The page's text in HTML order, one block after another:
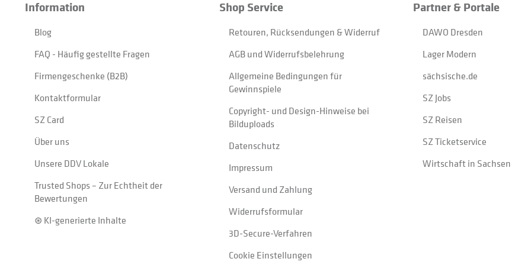
Information
Blog
FAQ - Häufig gestellte Fragen
Firmengeschenke (B2B)
Kontaktformular
SZ Card
Über uns
Unsere DDV Lokale
Trusted Shops – Zur Echtheit der
Bewertungen
⊛ KI-generierte Inhalte
Shop Service
Retouren, Rücksendungen & Widerruf
AGB und Widerrufsbelehrung
Allgemeine Bedingungen für
Gewinnspiele
Copyright- und Design-Hinweise bei
Bilduploads
Datenschutz
Impressum
Versand und Zahlung
Widerrufsformular
3D-Secure-Verfahren
Cookie Einstellungen
Partner & Portale
DAWO Dresden
Lager Modern
sächsische.de
SZ Jobs
SZ Reisen
SZ Ticketservice
Wirtschaft in Sachsen